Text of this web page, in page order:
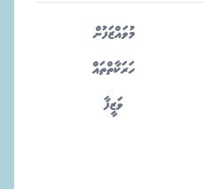
މުވައްޒަފުން
ހަރަކާތްތައް
ވަޒީފާ